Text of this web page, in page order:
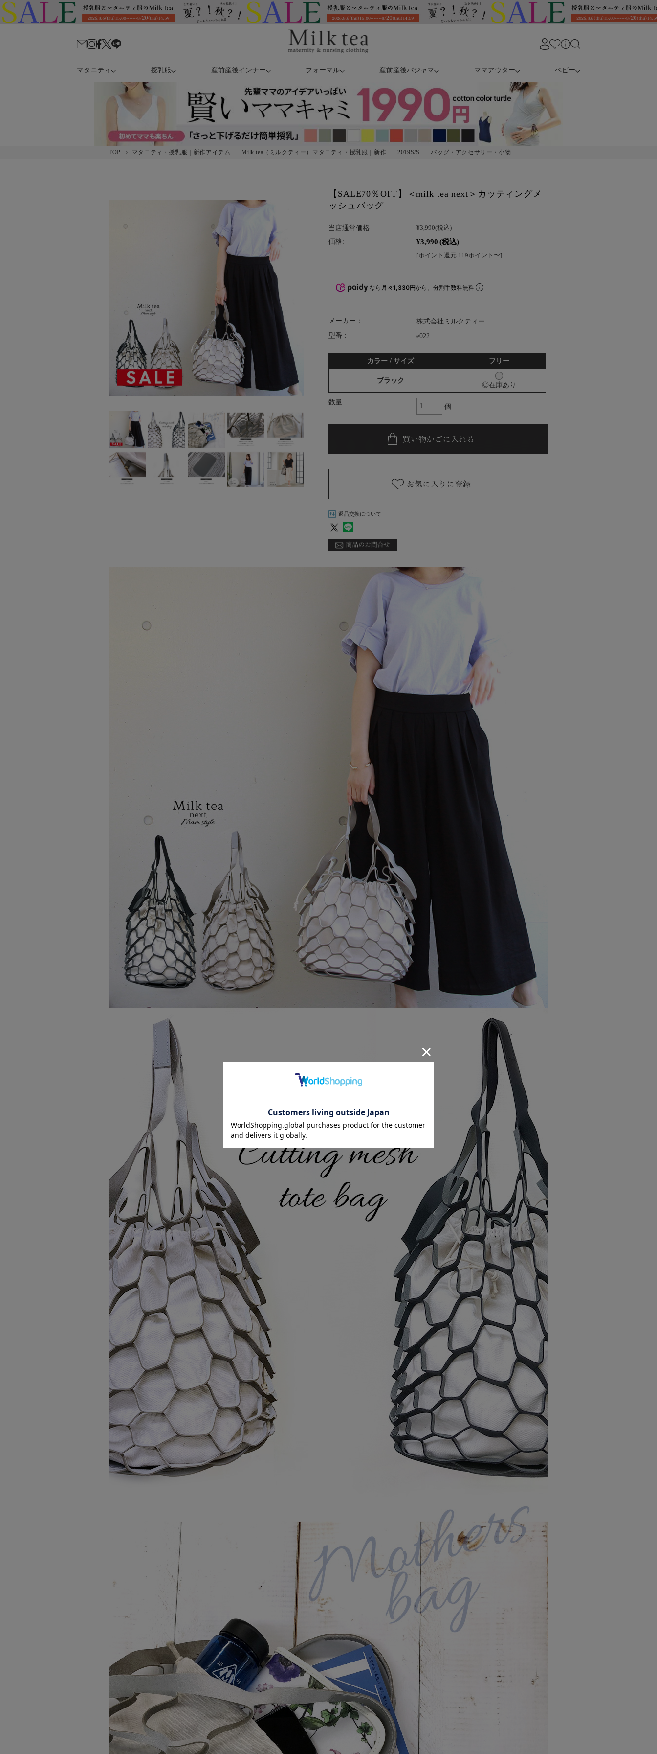
マタニティ 授乳服 産前産後インナー フォーマル 産前産後パジャマ ママアウター ベビー
TOP マタニティ・授乳服｜新作アイテム Milk tea（ミルクティー）マタニティ・授乳服｜新作 2019S/S バッグ・アクセサリー・小物
【SALE70％OFF】＜milk tea next＞カッティングメ
ッシュバッグ
当店通常価格: ¥3,990(税込)
価格: ¥3,990 (税込)
[ポイント還元 119ポイント〜]
なら 月々1,330円から。分割手数料無料
メーカー：
株式会社ミルクティー
型番：
e022
カラー / サイズ フリー
ブラック
◎在庫あり
数量:
個
返品交換について